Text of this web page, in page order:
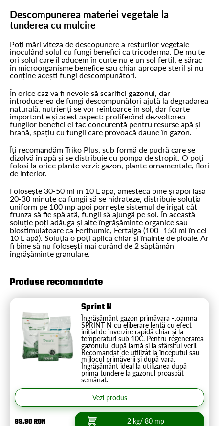
Descompunerea materiei vegetale la
tunderea cu mulcire
Poți mări viteza de descopunere a resturilor vegetale
inoculând solul cu fungi benefici ca tricoderma. De multe
ori solul care îl aducem în curte nu e un sol fertil, e sărac
în microorganisme benefice sau chiar aproape steril și nu
conține acești fungi descompunători.
În orice caz va fi nevoie să scarifici gazonul, dar
introducerea de fungi descompunători ajută la degradarea
naturală, nutrienți se vor reîntoarce în sol, dar foarte
important e și acest aspect: proliferând dezvoltarea
fungilor benefici ei fac concurență pentru resurse apă și
hrană, spațiu cu fungii care provoacă daune în gazon.
Îți recomandăm Triko Plus, sub formă de pudră care se
dizolvă în apă și se distribuie cu pompa de stropit. O poți
folosi la orice plante verzi: gazon, plante ornamentale, flori
de interior.
Folosește 30-50 ml în 10 L apă, amestecă bine și apoi lasă
20-30 minute ca fungii să se hidrateze, distribuie soluția
uniform pe 100 mp apoi pornește sistemul de irigat cât
frunza să fie spălată, fungii să ajungă pe sol. În această
soluție poți adăuga și alte îngrășăminte organice sau
biostimulatoare ca Ferthumic, Fertalga (100 -150 ml în cei
10 L apă). Soluția o poți aplica chiar și înainte de ploaie. Ar
fi bine să nu folosești mai curând de 2 săptămâni
îngrășăminte granulare.
Produse recomandate
Sprint N
Îngrășământ gazon primăvara -toamna
SPRINT N cu eliberare lentă cu efect
inițial de înverzire rapidă chiar și la
temperaturi sub 10C. Pentru regenerarea
gazonului după iarnă și la sfârșitul verii.
Recomandat de utilizat la începutul sau
mijlocul primăverii și după vară.
Îngrășământ ideal la utilizarea după
prima tundere la gazonul proaspăt
semănat.
Vezi produs
89.90 RON 2 kg/ 80 mp